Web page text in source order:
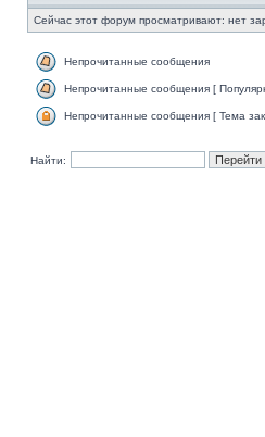
Сейчас этот форум просматривают: нет
Непрочитанные сообщения
Непрочитанные сообщения [
Непрочитанные сообщения [ Тема
Найти: